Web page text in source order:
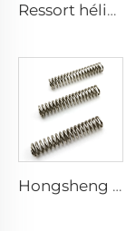
Ressort hélicoïdal de compression en nickel conforme à CE, ISO, IATF 16949, utilisé dans divers domaines
Hongsheng Mémoire Alliage Titane Nitinol Ressort à Compression Enroulé